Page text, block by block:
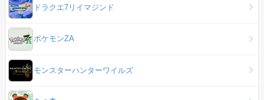
ドラクエ7リイマジンド
ポケモンZA
モンスターハンターワイルズ